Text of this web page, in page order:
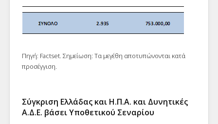
Πηγή: Factset. Σημείωση: Τα μεγέθη αποτυπώνονται κατά
προσέγγιση.
Σύγκριση Ελλάδας και Η.Π.Α. και Δυνητικές
Α.Δ.Ε. βάσει Υποθετικού Σεναρίου